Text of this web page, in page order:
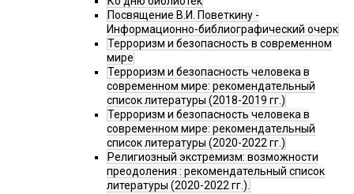
Посвящение В.И. Поветкину -
Информационно-библиографический очерк
Терроризм и безопасность в современном
мире
Терроризм и безопасность человека в
современном мире: рекомендательный
список литературы (2018-2019 гг.)
Терроризм и безопасность человека в
современном мире: рекомендательный
список литературы (2020-2022 гг.)
Религиозный экстремизм: возможности
преодоления : рекомендательный список
литературы (2020-2022 гг.).